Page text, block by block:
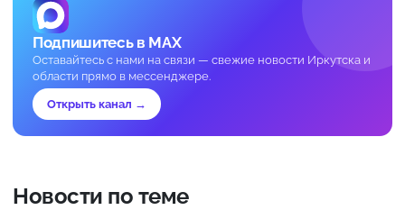
Подпишитесь в MAX
Оставайтесь с нами на связи — свежие новости Иркутска и
области прямо в мессенджере.
Открыть канал →
Новости по теме